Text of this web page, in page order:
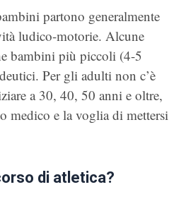
partono generalmente
ludico-motorie. Alcune
bambini più piccoli (4-5
Per gli adulti non c’è
a 30, 40, 50 anni e oltre,
medico e la voglia di mettersi
di atletica?